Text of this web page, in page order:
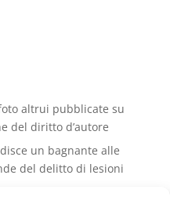
altrui pubblicate su
del diritto d’autore
un bagnante alle
del delitto di lesioni